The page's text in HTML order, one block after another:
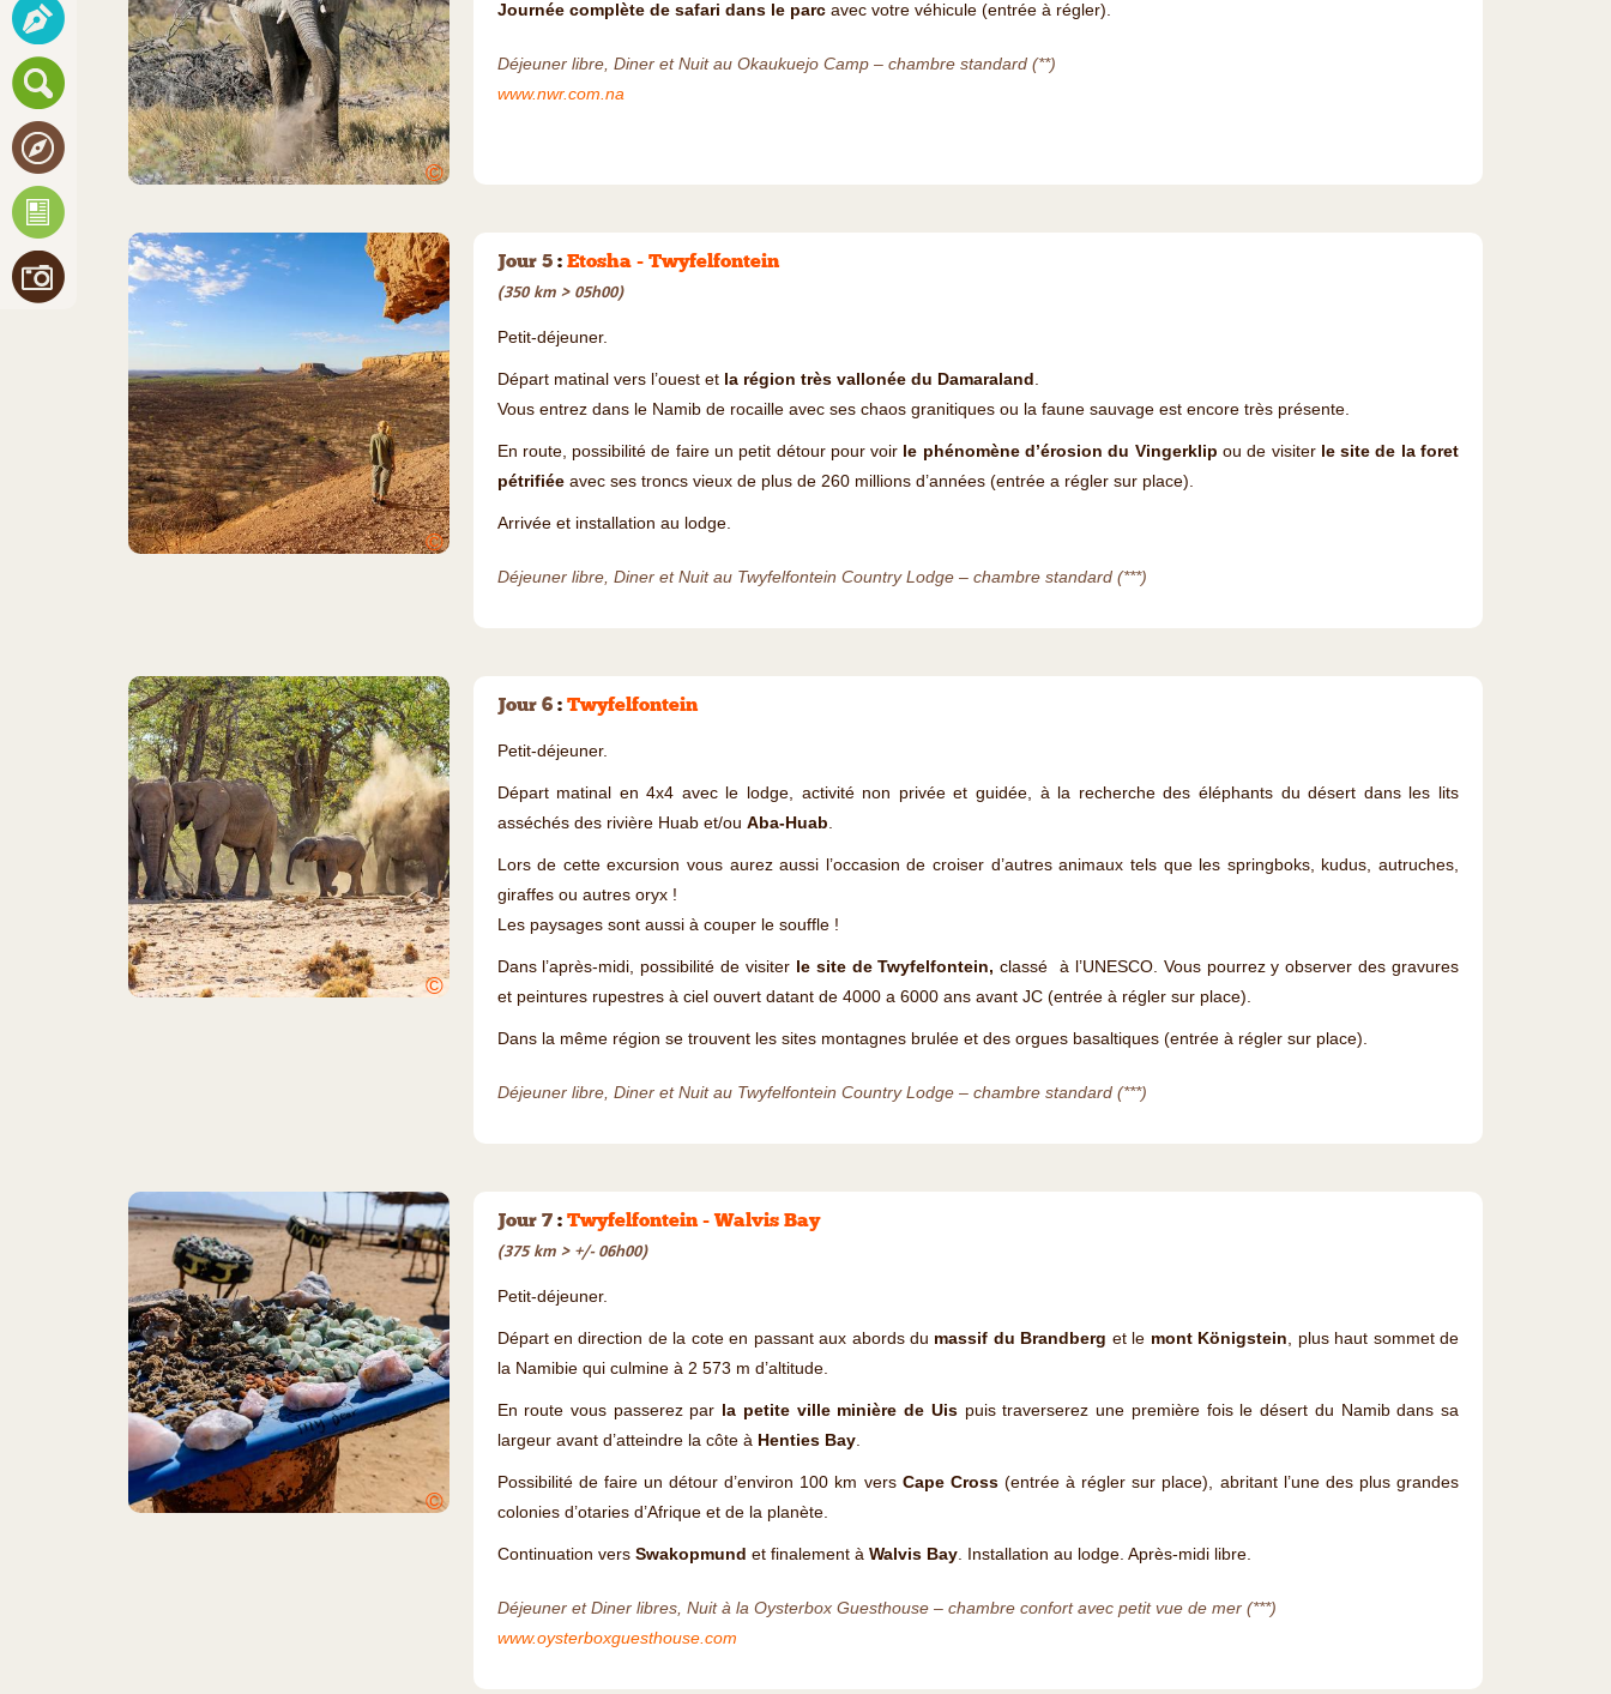
©
Journée complète de safari dans le parcavec votre véhicule (entrée à régler).
Déjeuner libre, Diner et Nuit au Okaukuejo Camp – chambre standard (**)
www.nwr.com.na
©
Jour 5: Etosha - Twyfelfontein
(350 km > 05h00)
Petit-déjeuner.
Départ matinal vers l’ouest etla région très vallonée du Damaraland .
Vous entrez dans le Namib de rocaille avec ses chaos granitiques ou la faune sauvage est encore très présente.
En route, possibilité de faire un petit détour pour voir le phénomène d’érosion du Vingerklip ou de visiter le site de la foret
pétrifiéeavec ses troncs vieux de plus de 260 millions d’années (entrée a régler sur place).
Arrivée et installation au lodge.
Déjeuner libre, Diner et Nuit au Twyfelfontein Country Lodge – chambre standard (***)
©
Jour 6: Twyfelfontein
Petit-déjeuner.
Départ matinal en 4x4 avec le lodge, activité non privée et guidée, à la recherche des éléphants du désert dans les lits
asséchés des rivière Huab et/ou Aba-Huab.
Lors de cette excursion vous aurez aussi l’occasion de croiser d’autres animaux tels que les springboks, kudus, autruches,
giraffes ou autres oryx !
Les paysages sont aussi à couper le souffle !
Dans l’après-midi, possibilité de visiter le site de Twyfelfontein, classé à l’UNESCO. Vous pourrez y observer des gravures
et peintures rupestres à ciel ouvert datant de 4000 a 6000 ans avant JC (entrée à régler sur place).
Dans la même région se trouvent les sites montagnes brulée et des orgues basaltiques (entrée à régler sur place).
Déjeuner libre, Diner et Nuit au Twyfelfontein Country Lodge – chambre standard (***)
©
Jour 7: Twyfelfontein - Walvis Bay
(375 km > +/- 06h00)
Petit-déjeuner.
Départ en direction de la cote en passant aux abords du massif du Brandberg et le mont Königstein, plus haut sommet de
la Namibie qui culmine à 2 573 m d’altitude.
En route vous passerez par la petite ville minière de Uispuis traverserez une première fois le désert du Namib dans sa
largeur avant d’atteindre la côte à Henties Bay.
Possibilité de faire un détour d’environ 100 km vers Cape Cross(entrée à régler sur place), abritant l’une des plus grandes
colonies d’otaries d’Afrique et de la planète.
Continuation vers Swakopmund et finalement à Walvis Bay. Installation au lodge. Après-midi libre.
Déjeuner et Diner libres, Nuit à la Oysterbox Guesthouse – chambre confort avec petit vue de mer (***)
www.oysterboxguesthouse.com